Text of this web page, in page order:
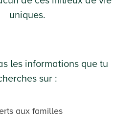
uniques.
les informations que tu
sur :
aux familles